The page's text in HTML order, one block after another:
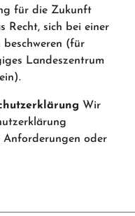
für die Zukunft
Recht, sich bei einer
beschweren (für
Landeszentrum
Wir
Anforderungen oder